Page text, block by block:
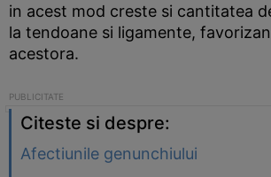
in acest mod creste si cantitatea
la tendoane si ligamente,
acestora.
Citeste si despre:
Afectiunile genunchiului